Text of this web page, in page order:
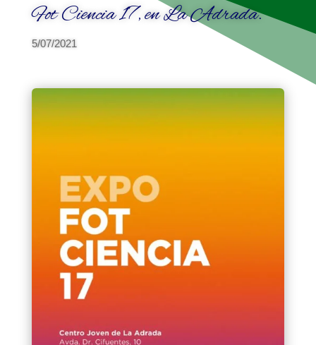
Fot Ciencia 17, en La Adrada.
5/07/2021